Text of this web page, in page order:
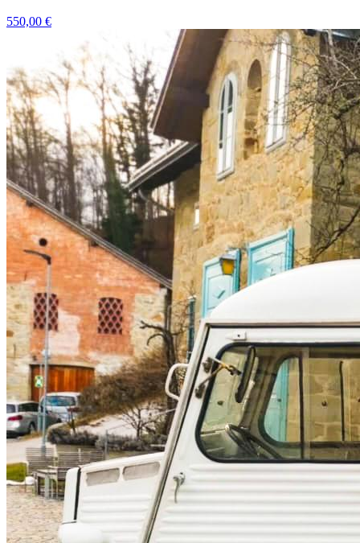
550,00 €